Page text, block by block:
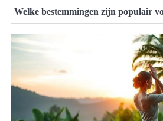
Welke bestemmingen zijn populair